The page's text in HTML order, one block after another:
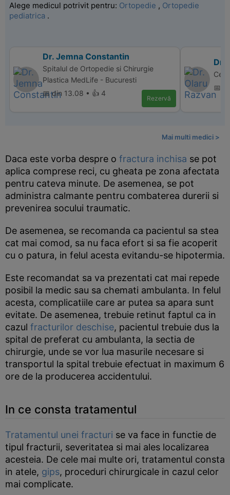
Alege medicul potrivit pentru: Ortopedie , Ortopedie
pediatrica .
Dr. Jemna Constantin
Spitalul de Ortopedie si Chirurgie
Plastica MedLife - Bucuresti
📅 din 13.08 • 👍 4
Rezervă
Dr.
📅
Mai multi medici >
Daca este vorba despre o fractura inchisa se pot
aplica comprese reci, cu gheata pe zona afectata
pentru cateva minute. De asemenea, se pot
administra calmante pentru combaterea durerii si
prevenirea socului traumatic.
De asemenea, se recomanda ca pacientul sa stea
cat mai comod, sa nu faca efort si sa fie acoperit
cu o patura, in felul acesta evitandu-se hipotermia.
Este recomandat sa va prezentati cat mai repede
posibil la medic sau sa chemati ambulanta. In felul
acesta, complicatiile care ar putea sa apara sunt
evitate. De asemenea, trebuie retinut faptul ca in
cazul fracturilor deschise, pacientul trebuie dus la
spital de preferat cu ambulanta, la sectia de
chirurgie, unde se vor lua masurile necesare si
transportul la spital trebuie efectuat in maximum 6
ore de la producerea accidentului.
In ce consta tratamentul
Tratamentul unei fracturi se va face in functie de
tipul fracturii, severitatea si mai ales localizarea
acesteia. De cele mai multe ori, tratamentul consta
in atele, gips, proceduri chirurgicale in cazul celor
mai complicate.